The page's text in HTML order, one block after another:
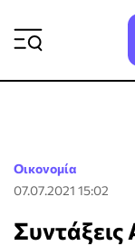
Οικονομία
07.07.2021 15:02
Συντάξεις